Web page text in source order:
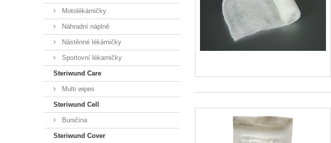
Motolékárničky
Náhradní náplně
Nástěnné lékárničky
Sportovní lékarničky
Steriwund Care
Multi wipes
Steriwund Cell
Buničina
Steriwund Cover